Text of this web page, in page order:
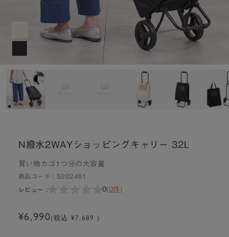
N撥水2WAYショッピングキャリー 32L
買い物カゴ1つ分の大容量
商品コード： 5202461
レビュー : 0(0件)
¥6,990(税込 ¥7,689 )